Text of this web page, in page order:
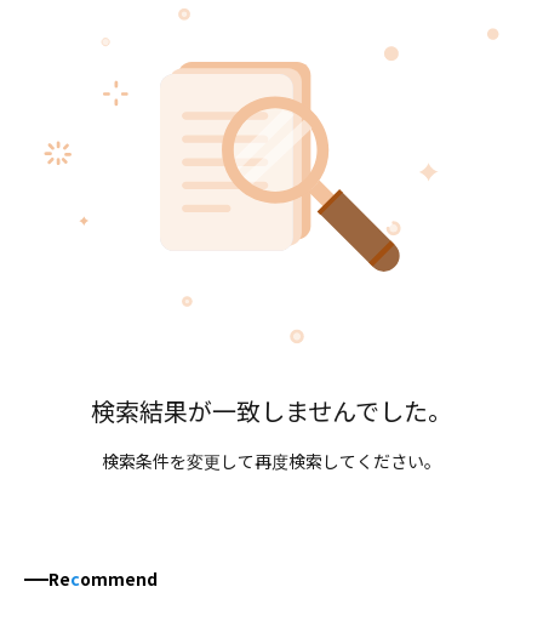
検索結果が一致しませんでした。
検索条件を変更して再度検索してください。
Recommend